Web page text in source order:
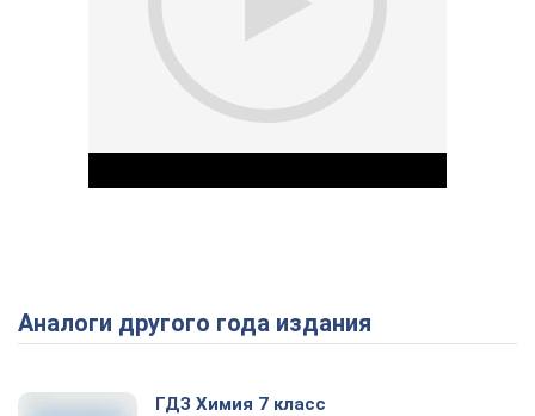
Play Video
Аналоги другого года издания
ГДЗ Химия 7 класс